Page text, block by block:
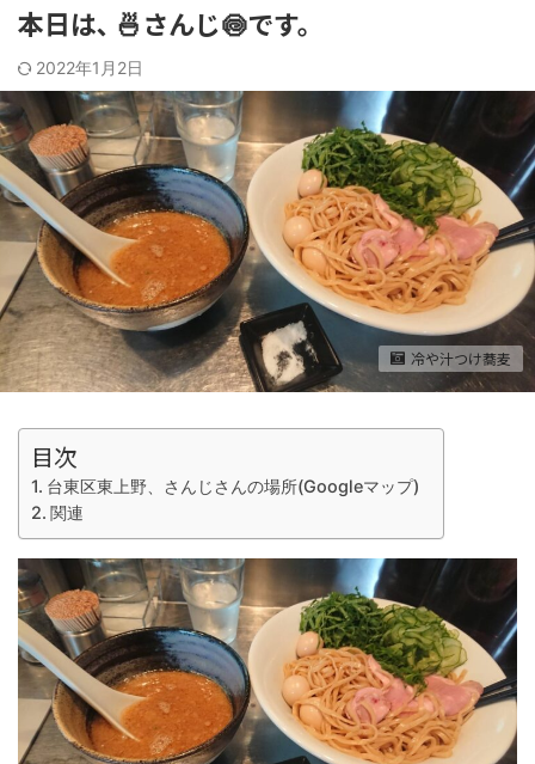
本日は､ 🍜さんじ🍥です。
2022年1月2日
冷や汁つけ蕎麦
目次
台東区東上野、さんじさんの場所(Googleマップ)
関連